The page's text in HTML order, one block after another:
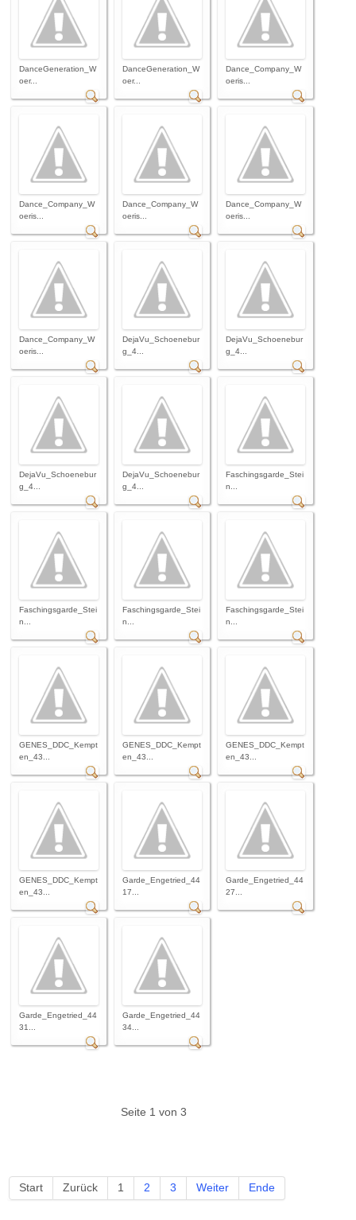
DanceGeneration_W
oer...
DanceGeneration_W
oer...
Dance_Company_W
oeris...
Dance_Company_W
oeris...
Dance_Company_W
oeris...
Dance_Company_W
oeris...
Dance_Company_W
oeris...
DejaVu_Schoenebur
g_4...
DejaVu_Schoenebur
g_4...
DejaVu_Schoenebur
g_4...
DejaVu_Schoenebur
g_4...
Faschingsgarde_Stei
n...
Faschingsgarde_Stei
n...
Faschingsgarde_Stei
n...
Faschingsgarde_Stei
n...
GENES_DDC_Kempt
en_43...
GENES_DDC_Kempt
en_43...
GENES_DDC_Kempt
en_43...
GENES_DDC_Kempt
en_43...
Garde_Engetried_44
17...
Garde_Engetried_44
27...
Garde_Engetried_44
31...
Garde_Engetried_44
34...
Seite 1 von 3
Start Zurück 1 2 3 Weiter Ende